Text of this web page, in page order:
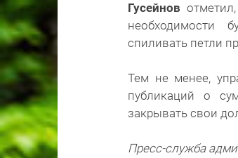
Гусейнов
необходимости
спиливать петли
Тем не менее,
публикаций о
закрывать свои
Пресс-служба